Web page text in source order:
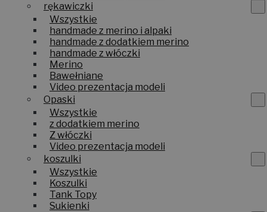
rękawiczki
Wszystkie
handmade z merino i alpaki
handmade z dodatkiem merino
handmade z włóczki
Merino
Bawełniane
Video prezentacja modeli
Opaski
Wszystkie
z dodatkiem merino
Z włóczki
Video prezentacja modeli
koszulki
Wszystkie
Koszulki
Tank Topy
Sukienki